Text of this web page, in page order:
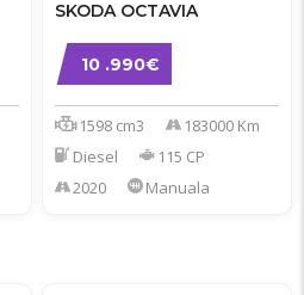
10 .990€
SKODA OCTAVIA
1598 cm3
183000 Km
Diesel
115 CP
2020
Manuala